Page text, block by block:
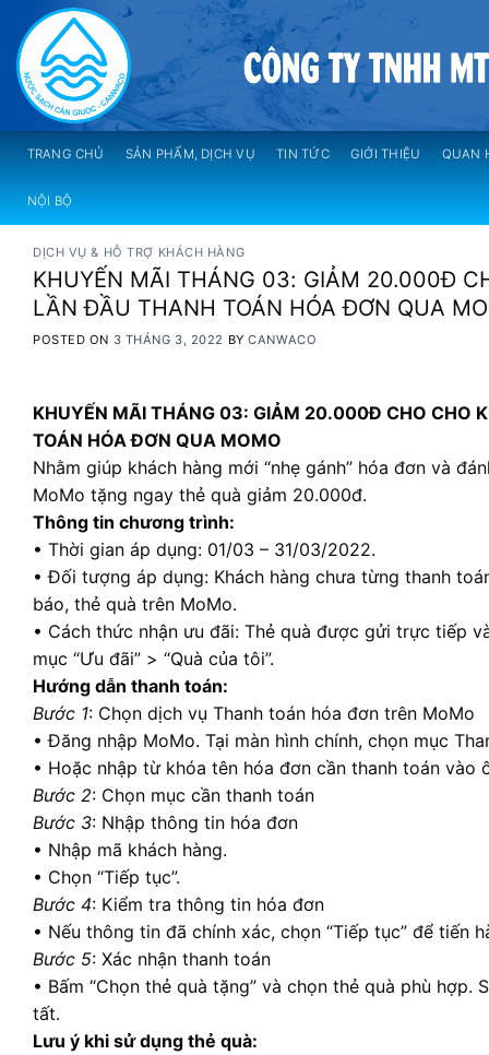
content
TRANG CHỦ SẢN PHẨM, DỊCH VỤ TIN TỨC GIỚI THIỆU QUAN
NỘI BỘ
DỊCH VỤ & HỖ TRỢ KHÁCH HÀNG
KHUYẾN MÃI THÁNG 03: GIẢM 20.000Đ
LẦN ĐẦU THANH TOÁN HÓA ĐƠN QUA
POSTED ON 3 THÁNG 3, 2022 BYCANWACO
KHUYẾN MÃI THÁNG 03: GIẢM 20.000Đ CHO CHO
TOÁN HÓA ĐƠN QUA MOMO
Nhằm giúp khách hàng mới “nhẹ gánh” hóa đơn và
MoMo tặng ngay thẻ quà giảm 20.000đ.
Thông tin chương trình:
• Thời gian áp dụng: 01/03 – 31/03/2022.
• Đối tượng áp dụng: Khách hàng chưa từng thanh
báo, thẻ quà trên MoMo.
• Cách thức nhận ưu đãi: Thẻ quà được gửi trực tiếp
mục “Ưu đãi” > “Quà của tôi”.
Hướng dẫn thanh toán:
Bước 1: Chọn dịch vụ Thanh toán hóa đơn trên MoMo
• Đăng nhập MoMo. Tại màn hình chính, chọn mục
• Hoặc nhập từ khóa tên hóa đơn cần thanh toán vào
Bước 2: Chọn mục cần thanh toán
Bước 3: Nhập thông tin hóa đơn
• Nhập mã khách hàng.
• Chọn “Tiếp tục”.
Bước 4: Kiểm tra thông tin hóa đơn
• Nếu thông tin đã chính xác, chọn “Tiếp tục” để tiến
Bước 5: Xác nhận thanh toán
• Bấm “Chọn thẻ quà tặng” và chọn thẻ quà phù hợp.
tất.
Lưu ý khi sử dụng thẻ quà: